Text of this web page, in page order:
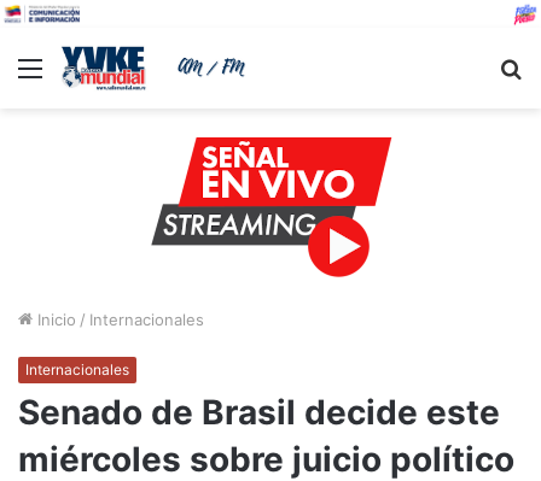
Menu
Inicio / Internacionales
Internacionales
Senado de Brasil decide este
miércoles sobre juicio político